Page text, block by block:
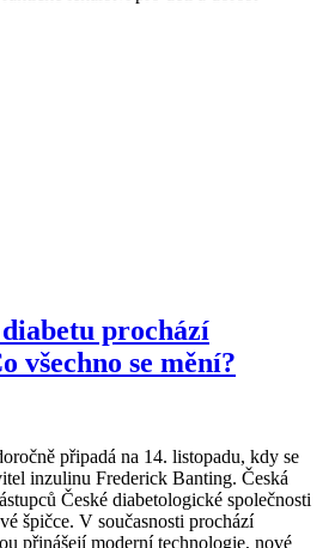
prochází
všechno se mění?
připadá na 14. listopadu, kdy se
inzulinu Frederick Banting. Česká
České diabetologické společnosti
špičce. V současnosti prochází
přinášejí moderní technologie, nové